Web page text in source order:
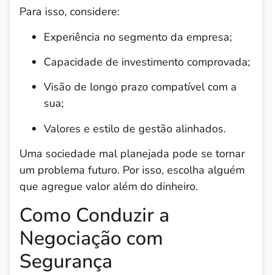
Para isso, considere:
Experiência no segmento da empresa;
Capacidade de investimento comprovada;
Visão de longo prazo compatível com a
sua;
Valores e estilo de gestão alinhados.
Uma sociedade mal planejada pode se tornar
um problema futuro. Por isso, escolha alguém
que agregue valor além do dinheiro.
Como Conduzir a
Negociação com
Segurança